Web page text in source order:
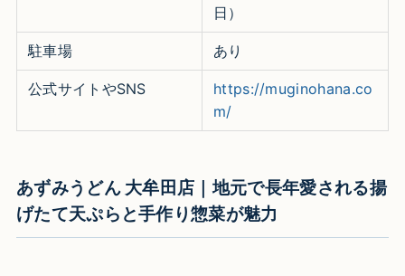
日）
駐車場 あり
公式サイトやSNS
https://muginohana.co
m/
あずみうどん 大牟田店｜地元で長年愛される揚
げたて天ぷらと手作り惣菜が魅力